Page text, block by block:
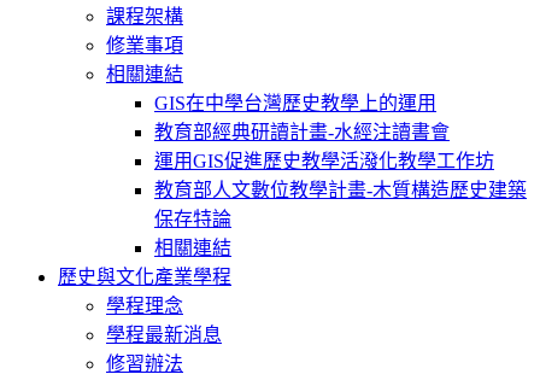
課程架構
修業事項
相關連結
GIS在中學台灣歷史教學上的運用
教育部經典研讀計畫-水經注讀書會
運用GIS促進歷史教學活潑化教學工作坊
教育部人文數位教學計畫-木質構造歷史建築
保存特論
相關連結
歷史與文化產業學程
學程理念
學程最新消息
修習辦法